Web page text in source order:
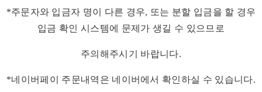
*주문자와 입금자 명이 다른 경우, 또는 분할 입금을 할 경우
입금 확인 시스템에 문제가 생길 수 있으므로
주의해주시기 바랍니다.
*네이버페이 주문내역은 네이버에서 확인하실 수 있습니다.